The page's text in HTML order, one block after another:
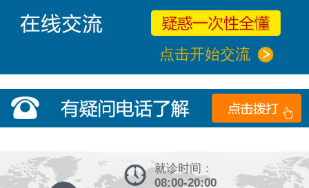
点击开始交流
就诊时间：
08:00-20:00